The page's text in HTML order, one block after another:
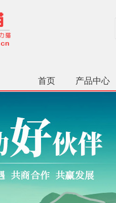
首页 产品中心